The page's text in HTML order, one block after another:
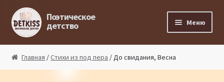
Перейти к навигации
Перейти к содержимому
Поэтическое
детство Меню
Главная /Стихи из под пера / До свидания, Весна